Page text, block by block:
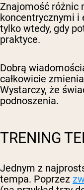
Znajomość różnic
koncentrycznymi i
tylko wtedy, gdy
praktyce.
Dobrą
całkowicie
Wystarczy, że
podnoszenia.
TRENING
Jednym z
tempa. Poprzez